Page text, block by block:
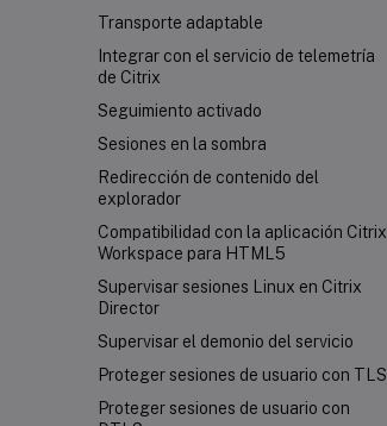
Transporte adaptable
Integrar con el servicio de telemetría
de Citrix
Seguimiento activado
Sesiones en la sombra
Redirección de contenido del
explorador
Compatibilidad con la aplicación Citrix
Workspace para HTML5
Supervisar sesiones Linux en Citrix
Director
Supervisar el demonio del servicio
Proteger sesiones de usuario con TLS
Proteger sesiones de usuario con